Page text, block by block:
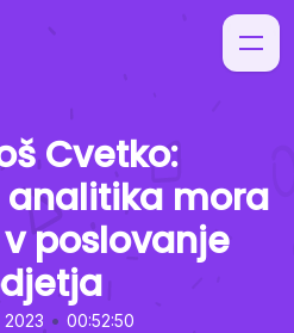
Cvetko:
mora
poslovanje
2023 • 00:52:50